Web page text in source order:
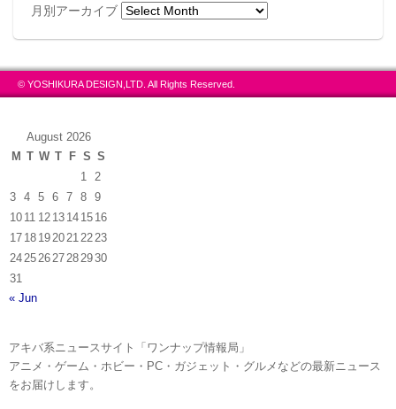
TVアニメ2期第3話挿入歌「MY舞☆TONIGHT」衣装を
着た「Aqours」の2年生メンバーたちをデザインしたT
シャツ。
月別アーカイブ
© YOSHIKURA DESIGN,LTD. All Rights Reserved.
August 2026
M T W T F S S
1
2
3
4 5 6 7 8
9
10 11 12 13 14 15 16
17 18 19 20 21 22 23
24 25 26 27 28 2930
31
« Jun
アキバ系ニュースサイト「ワンナップ情報局」
アニメ・ゲーム・ホビー・PC・ガジェット・グルメなどの最新ニュース
をお届けします。